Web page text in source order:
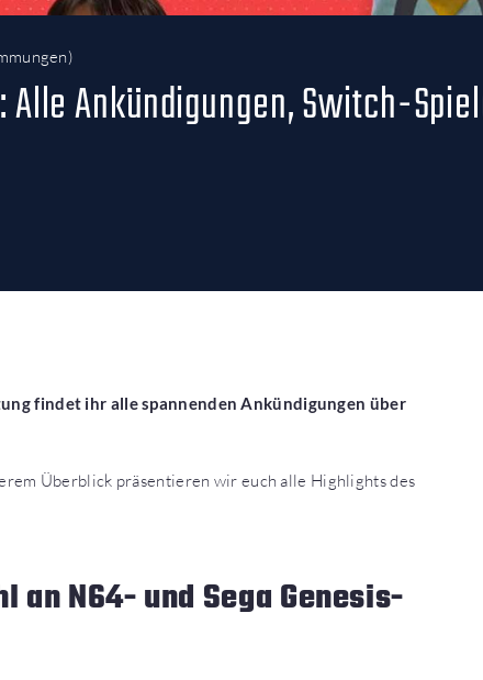
)
Ankündigungen, Switch-
findet ihr alle spannenden Ankündigungen über
Überblick präsentieren wir euch alle Highlights des
N64- und Sega Genesis-